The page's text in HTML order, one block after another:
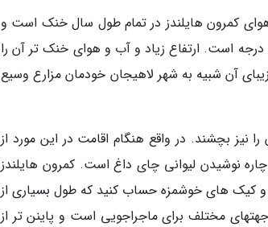
کمرون هایلندز در تمام طول سال خنک است و
بندرت به بالای 25 درجه سانتیگراد می رسد و بیشتر حول و حوش 10 تا 20 درجه است. ارتفاع زیاد و آب و هوای خنک تر آن را
آن شبیه به شهر لاهیجان خودمان مزارع وسیع
نیز بچشند. در واقع هنگام اقامت در این مورد از
نوشیدن لیوانی چای داغ است. کمرون هایلندز
و کیک های خوشمزه حساب کنید که طول بسیاری از
جهتهای مختلف برای ماجراجویی است و پاینن تر از